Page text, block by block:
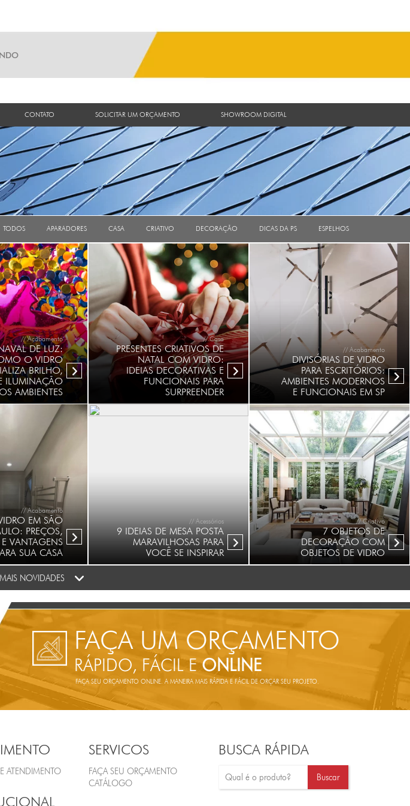
CONTATO SOLICITAR UM ORÇAMENTO SHOWROOM DIGITAL
TODOS APARADORES CASA CRIATIVO DECORAÇÃO DICAS DA PS ESPELHOS
// Acabamento
DE LUZ:
O VIDRO
BRILHO,
ILUMINAÇÃO
AMBIENTES
// Casa
PRESENTES CRIATIVOS DE
NATAL COM VIDRO:
IDEIAS DECORATIVAS E
FUNCIONAIS PARA
SURPREENDER
// Acabamento
DIVISÓRIAS DE VIDRO
PARA ESCRITÓRIOS:
AMBIENTES MODERNOS
E FUNCIONAIS EM SP
// Acabamento
EM SÃO
PREÇOS,
VANTAGENS
SUA CASA
// Acessórios
9 IDEIAS DE MESA POSTA
MARAVILHOSAS PARA
VOCÊ SE INSPIRAR
// Criativo
7 OBJETOS DE
DECORAÇÃO COM
OBJETOS DE VIDRO
NOVIDADES
FAÇA UM ORÇAMENTO
RÁPIDO, FÁCIL EONLINE
FAÇA SEU ORÇAMENTO ONLINE. A MANEIRA MAIS RÁPIDA E FÁCIL DE ORÇAR SEU PROJETO.
ATENDIMENTO
SERVICOS
FAÇA SEU ORÇAMENTO
CATÁLOGO
BUSCA RÁPIDA